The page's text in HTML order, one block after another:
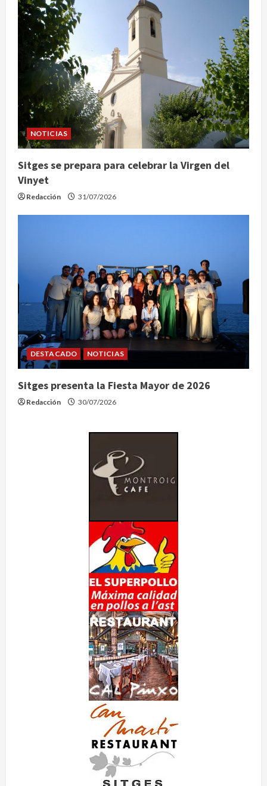
NOTICIAS
Sitges se prepara para celebrar la Virgen del
Vinyet
Redacción 31/07/2026
DESTACADO NOTICIAS
Sitges presenta la Fiesta Mayor de 2026
Redacción 30/07/2026